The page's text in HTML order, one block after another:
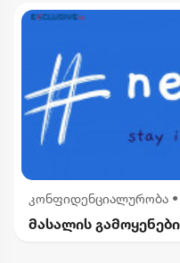
კონფიდენციალურობა •
მასალის